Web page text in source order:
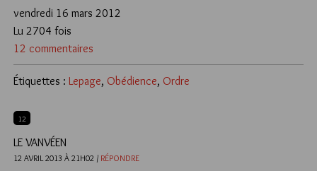
vendredi 16 mars 2012
12 commentaires
Lu 2704 fois
Étiquettes : Lepage, Obédience, Ordre
12
LE VANVÉEN
12 AVRIL 2013 À 21H02 / RÉPONDRE